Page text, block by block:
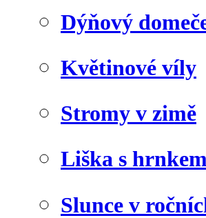
Dýňový
Květinové víly
Stromy v zimě
Liška s
Slunce v